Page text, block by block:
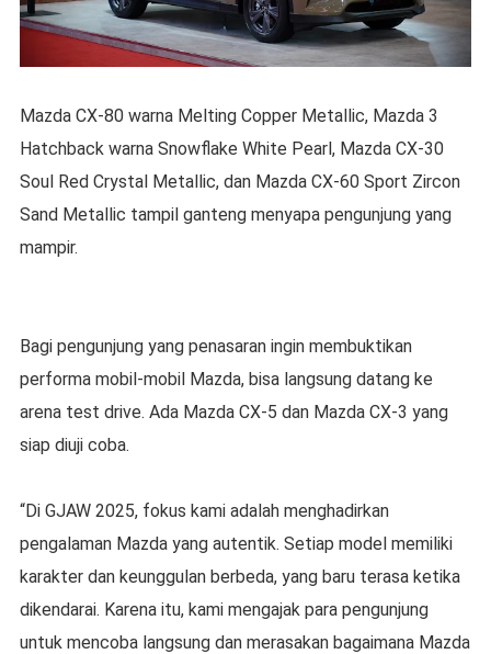
Mazda CX-80 warna Melting Copper Metallic, Mazda 3
Hatchback warna Snowflake White Pearl, Mazda CX-30
Soul Red Crystal Metallic, dan Mazda CX-60 Sport Zircon
Sand Metallic tampil ganteng menyapa pengunjung yang
mampir.
Bagi pengunjung yang penasaran ingin membuktikan
performa mobil-mobil Mazda, bisa langsung datang ke
arena test drive. Ada Mazda CX-5 dan Mazda CX-3 yang
siap diuji coba.
“Di GJAW 2025, fokus kami adalah menghadirkan
pengalaman Mazda yang autentik. Setiap model memiliki
karakter dan keunggulan berbeda, yang baru terasa ketika
dikendarai. Karena itu, kami mengajak para pengunjung
untuk mencoba langsung dan merasakan bagaimana Mazda